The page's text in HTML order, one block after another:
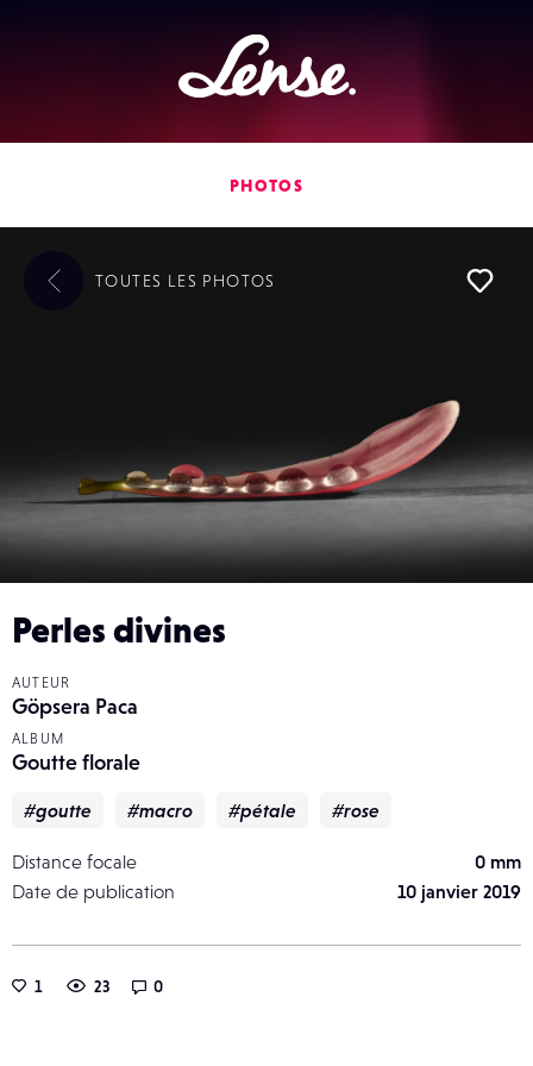
Lense
PHOTOS
Perles divines
AUTEUR
Göpsera Paca
ALBUM
Goutte florale
#goutte #macro #pétale #rose
Distance focale
0 mm
Date de publication
10 janvier 2019
1 23 0
TOUTES LES PHOTOS